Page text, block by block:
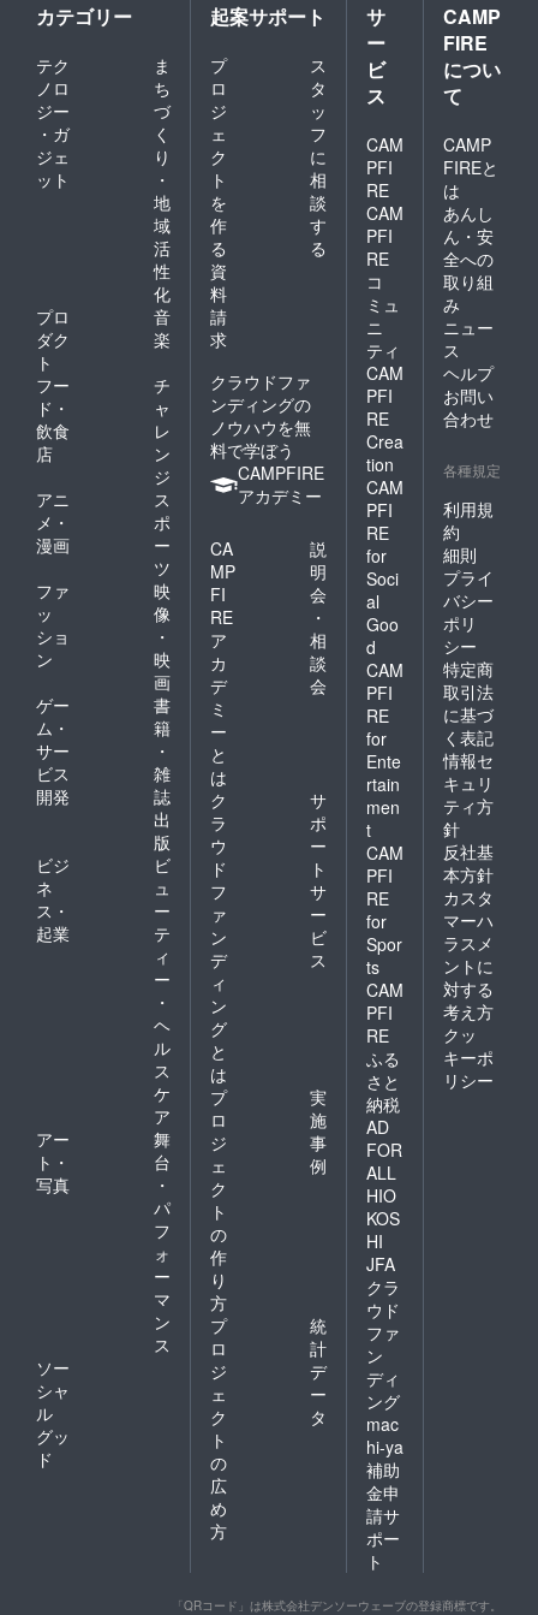
カテゴリー
テク
ノロ
ジー
・ガ
ジェ
ット
ま
ち
づ
く
り
・
地
域
活
性
化
プロ
ダク
ト
音
楽
フー
ド・
飲食
店
チ
ャ
レ
ン
ジ
アニ
メ・
漫画
ス
ポ
ー
ツ
ファ
ッ
ショ
ン
映
像
・
映
画
ゲー
ム・
サー
ビス
開発
書
籍
・
雑
誌
出
版
ビジ
ネ
ス・
起業
ビ
ュ
ー
テ
ィ
ー
・
ヘ
ル
ス
ケ
ア
アー
ト・
写真
舞
台
・
パ
フ
ォ
ー
マ
ン
ス
ソー
シャ
ル
グッ
ド
起案サポート
プ
ロ
ジ
ェ
ク
ト
を
作
る
ス
タ
ッ
フ
に
相
談
す
る
資
料
請
求
クラウドファ
ンディングの
ノウハウを無
料で学ぼう
CAMPFIRE
アカデミー
CA
MP
FI
RE
ア
カ
デ
ミ
ー
と
は
説
明
会
・
相
談
会
ク
ラ
ウ
ド
フ
ァ
ン
デ
ィ
ン
グ
と
は
サ
ポ
ー
ト
サ
ー
ビ
ス
プ
ロ
ジ
ェ
ク
ト
の
作
り
方
実
施
事
例
プ
ロ
ジ
ェ
ク
ト
の
広
め
方
統
計
デ
ー
タ
サ
ー
ビ
ス
CAM
PFI
RE
CAM
PFI
RE
コ
ミュ
ニ
ティ
CAM
PFI
RE
Crea
tion
CAM
PFI
RE
for
Soci
al
Goo
d
CAM
PFI
RE
for
Ente
rtain
men
t
CAM
PFI
RE
for
Spor
ts
CAM
PFI
RE
ふる
さと
納税
AD
FOR
ALL
HIO
KOS
HI
JFA
クラ
ウド
ファ
ン
ディ
ング
mac
hi-ya
補助
金申
請サ
ポー
ト
CAMP
FIRE
につい
て
CAMP
FIREと
は
あんし
ん・安
全への
取り組
み
ニュー
ス
ヘルプ
お問い
合わせ
各種規定
利用規
約
細則
プライ
バシー
ポリ
シー
特定商
取引法
に基づ
く表記
情報セ
キュリ
ティ方
針
反社基
本方針
カスタ
マーハ
ラスメ
ントに
対する
考え方
クッ
キーポ
リシー
「QRコード」は株式会社デンソーウェーブの登録商標です。